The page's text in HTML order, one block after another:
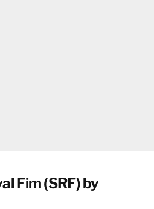
Fim (SRF) by